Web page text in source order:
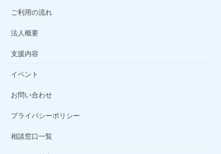
ご利用の流れ
法人概要
支援内容
イベント
お問い合わせ
プライバシーポリシー
相談窓口一覧